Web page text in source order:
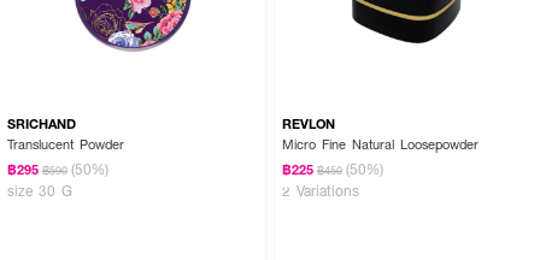
SRICHAND
Translucent Powder
฿295 ฿590 (50%)
size 30 G
REVLON
Micro Fine Natural Loosepowder
฿225 ฿450 (50%)
2 Variations